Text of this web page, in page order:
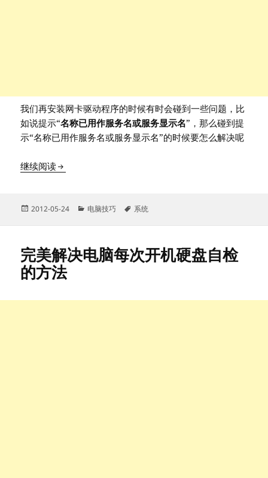
我们再安装网卡驱动程序的时候有时会碰到一些问题，比
如说提示“名称已用作服务名或服务显示名”，那么碰到提
示“名称已用作服务名或服务显示名”的时候要怎么解决呢
继续阅读解决驱动提示“名称已用作服务名或服务显示名”的问
发
2012-05-24
分
电脑技巧
标
系统
完美解决电脑每次开机硬盘自检
的方法